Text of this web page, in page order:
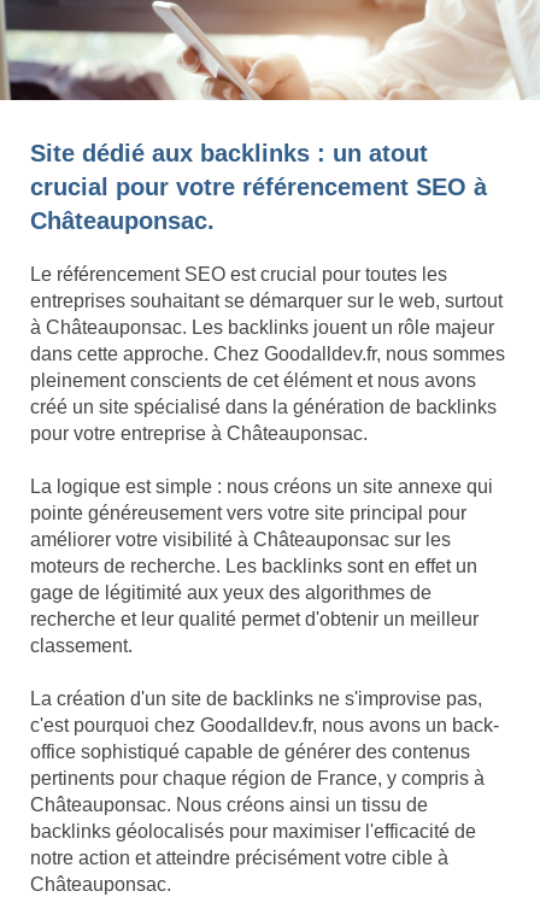
Site dédié aux backlinks : un atout
crucial pour votre référencement SEO à
Châteauponsac.
Le référencement SEO est crucial pour toutes les
entreprises souhaitant se démarquer sur le web, surtout
à Châteauponsac. Les backlinks jouent un rôle majeur
dans cette approche. Chez Goodalldev.fr, nous sommes
pleinement conscients de cet élément et nous avons
créé un site spécialisé dans la génération de backlinks
pour votre entreprise à Châteauponsac.
La logique est simple : nous créons un site annexe qui
pointe généreusement vers votre site principal pour
améliorer votre visibilité à Châteauponsac sur les
moteurs de recherche. Les backlinks sont en effet un
gage de légitimité aux yeux des algorithmes de
recherche et leur qualité permet d'obtenir un meilleur
classement.
La création d'un site de backlinks ne s'improvise pas,
c'est pourquoi chez Goodalldev.fr, nous avons un back-
office sophistiqué capable de générer des contenus
pertinents pour chaque région de France, y compris à
Châteauponsac. Nous créons ainsi un tissu de
backlinks géolocalisés pour maximiser l'efficacité de
notre action et atteindre précisément votre cible à
Châteauponsac.